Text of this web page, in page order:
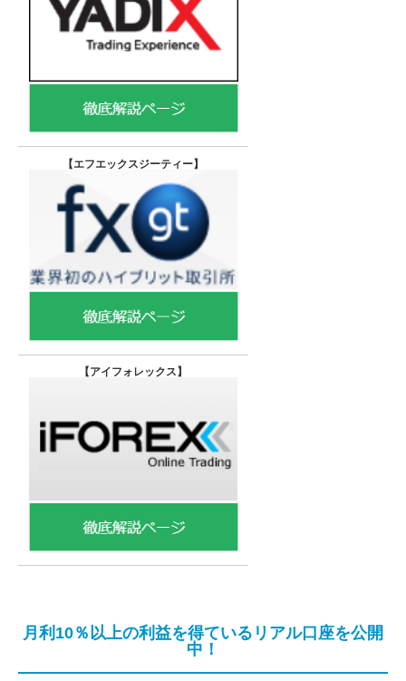
【エフエックスジーティー】
【アイフォレックス】
月利10％以上の利益を得ているリアル口座を公開
中！